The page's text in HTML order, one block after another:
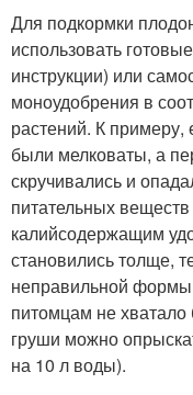
Для подкормки
использовать
инструкции) или
моноудобрения в
растений. К
были мелковаты, а
скручивались и
питательных
калийсодержащим
становились толще,
неправильной
питомцам не
груши можно
на 10 л воды).